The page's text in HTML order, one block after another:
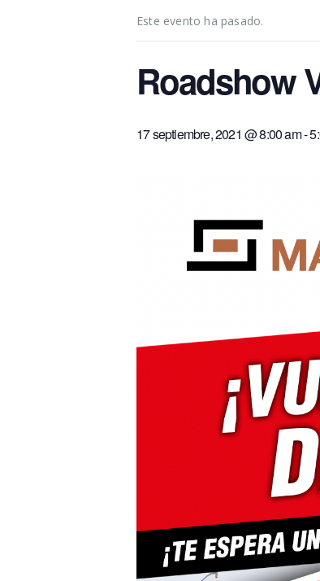
Este evento ha pasado.
Roadshow
17 septiembre, 2021 @ 8:00 am-